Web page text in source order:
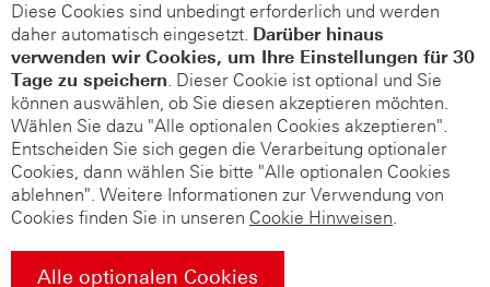
Diese Cookies sind unbedingt erforderlich und werden
daher automatisch eingesetzt. Darüber hinaus
verwenden wir Cookies, um Ihre Einstellungen für 30
Tage zu speichern. Dieser Cookie ist optional und Sie
können auswählen, ob Sie diesen akzeptieren möchten.
Wählen Sie dazu "Alle optionalen Cookies akzeptieren".
Entscheiden Sie sich gegen die Verarbeitung optionaler
Cookies, dann wählen Sie bitte "Alle optionalen Cookies
ablehnen". Weitere Informationen zur Verwendung von
Cookies finden Sie in unseren Cookie Hinweisen.
Alle optionalen Cookies